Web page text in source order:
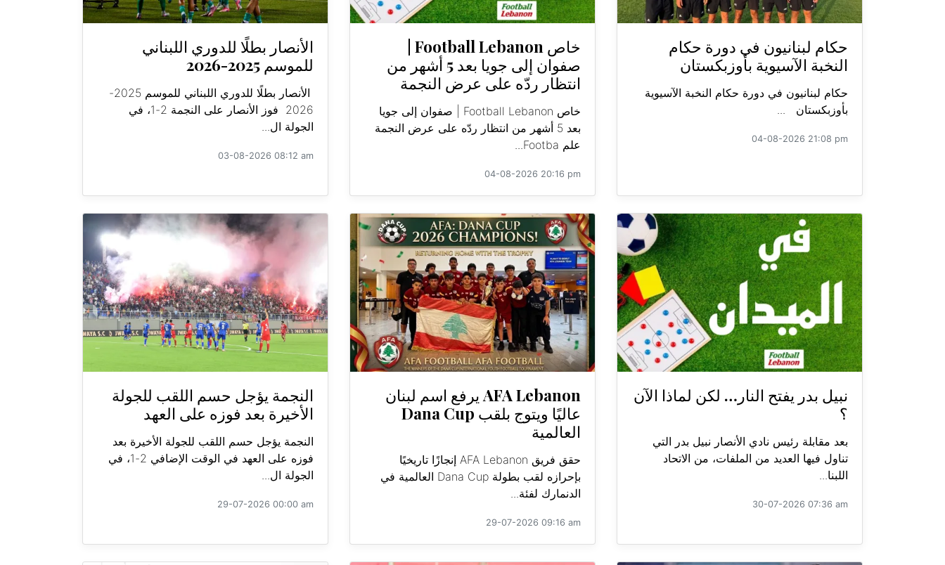
حكام لبنانيون في دورة حكام
النخبة الآسيوية بأوزبكستان
حكام لبنانيون في دورة حكام النخبة الآسيوية
بأوزبكستان ...
04-08-2026 21:08 pm
صفوان إلى جويا بعد 5 أشهر من
انتظار ردّه على عرض النجمة
خاص Football Lebanon | صفوان إلى جويا
بعد 5 أشهر من انتظار ردّه على عرض النجمة
علم Footba...
04-08-2026 20:16 pm
الأنصار بطلًا للدوري اللبناني
للموسم 2025-2026
الأنصار بطلًا للدوري اللبناني للموسم 2025-
2026 فوز الأنصار على النجمة 2-1، في
الجولة ال...
03-08-2026 08:12 am
نبيل بدر يفتح النار… لكن لماذا الآن
؟
بعد مقابلة رئيس نادي الأنصار نبيل بدر التي
تناول فيها العديد من الملفات، من الاتحاد
اللبنا...
30-07-2026 07:36 am
AFA Lebanon يرفع اسم لبنان
عاليًا ويتوج بلقب Dana Cup
العالمية
حقق فريق AFA Lebanon إنجازًا تاريخيًا
بإحرازه لقب بطولة Dana Cup العالمية في
الدنمارك لفئة...
29-07-2026 09:16 am
النجمة يؤجل حسم اللقب للجولة
الأخيرة بعد فوزه على العهد
النجمة يؤجل حسم اللقب للجولة الأخيرة بعد
فوزه على العهد في الوقت الإضافي 2-1، في
الجولة ال...
29-07-2026 00:00 am